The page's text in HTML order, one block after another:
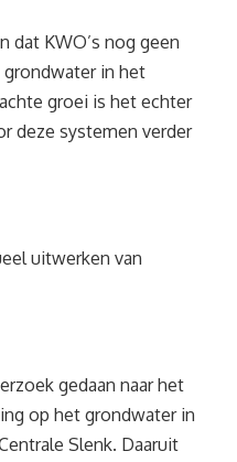
dat KWO’s nog geen
in het
groei is het echter
deze systemen verder
uitwerken van
gedaan naar het
op het grondwater in
Slenk. Daaruit